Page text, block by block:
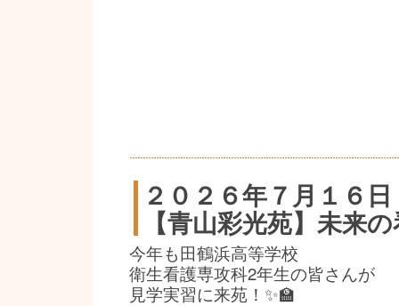
２０２６年７月１６日
【青山彩光苑】未来
今年も田鶴浜高等学校
衛生看護専攻科2年生の皆さんが
見学実習に来苑！✨🏫